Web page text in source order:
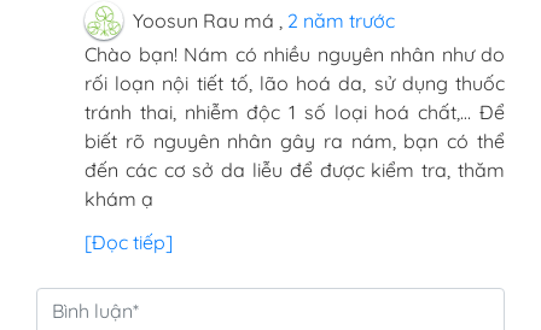
Yoosun Rau má
2 năm trước
Chào bạn! Nám có nhiều nguyên nhân như do
rối loạn nội tiết tố, lão hoá da, sử dụng thuốc
tránh thai, nhiễm độc 1 số loại hoá chất,… Để
biết rõ nguyên nhân gây ra nám, bạn có thể
đến các cơ sở da liễu để được kiểm tra, thăm
khám ạ
[Đọc tiếp]